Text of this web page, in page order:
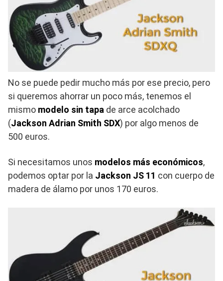
No se puede pedir mucho más por ese precio, pero
si queremos ahorrar un poco más, tenemos el
mismo modelo sin tapa de arce acolchado
(Jackson Adrian Smith SDX) por algo menos de
500 euros.
Si necesitamos unos modelos más económicos,
podemos optar por la Jackson JS 11 con cuerpo de
madera de álamo por unos 170 euros.